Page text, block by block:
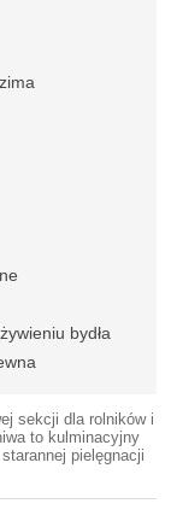
bydła
sekcji dla rolników i
to kulminacyjny
pielęgnacji